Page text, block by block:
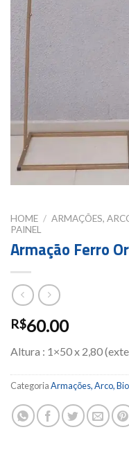
HOME / ARMAÇÕES,
PAINEL
Armação Ferro
R$60.00
Altura : 1×50 x 2,80
CategoriaArmações, Arco,